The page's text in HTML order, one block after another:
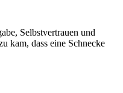
Selbstvertrauen und
kam, dass eine Schnecke